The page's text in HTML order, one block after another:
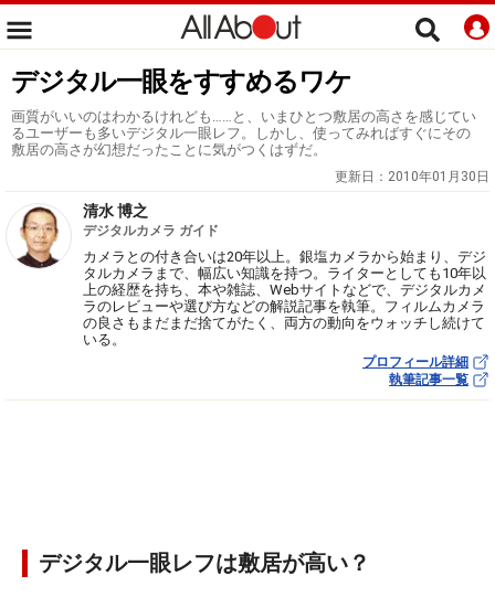
デジタル一眼をすすめるワケ
画質がいいのはわかるけれども……と、いまひとつ敷居の高さを感じてい
るユーザーも多いデジタル一眼レフ。しかし、使ってみればすぐにその
敷居の高さが幻想だったことに気がつくはずだ。
更新日： 2010年01月30日
清水 博之
デジタルカメラ ガイド
カメラとの付き合いは20年以上。銀塩カメラから始まり、デジ
タルカメラまで、幅広い知識を持つ。ライターとしても10年以
上の経歴を持ち、本や雑誌、Webサイトなどで、デジタルカメ
ラのレビューや選び方などの解説記事を執筆。フィルムカメラ
の良さもまだまだ捨てがたく、両方の動向をウォッチし続けて
いる。
プロフィール詳細
執筆記事一覧
デジタル一眼レフは敷居が高い？